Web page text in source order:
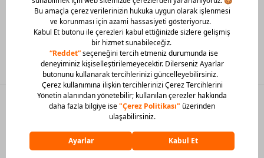
Mobil Uygulamamızı Hemen İndir!
© 2026 Barcin Tüm Hakları Saklıdır